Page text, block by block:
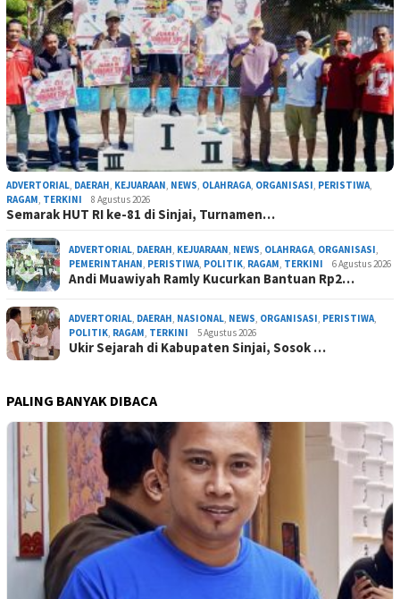
ADVERTORIAL, DAERAH, KEJUARAAN, NEWS, OLAHRAGA, ORGANISASI, PERISTIWA,
RAGAM, TERKINI 8 Agustus 2026
Semarak HUT RI ke-81 di Sinjai, Turnamen…
ADVERTORIAL, DAERAH, KEJUARAAN, NEWS, OLAHRAGA, ORGANISASI,
PEMERINTAHAN, PERISTIWA, POLITIK, RAGAM, TERKINI 6 Agustus 2026
Andi Muawiyah Ramly Kucurkan Bantuan Rp2…
ADVERTORIAL, DAERAH, NASIONAL, NEWS, ORGANISASI, PERISTIWA,
POLITIK, RAGAM, TERKINI 5 Agustus 2026
Ukir Sejarah di Kabupaten Sinjai, Sosok …
PALING BANYAK DIBACA